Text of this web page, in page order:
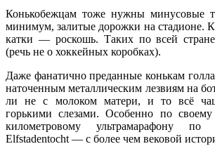
Конькобежцам тоже нужны минусовые
минимум, залитые дорожки на стадионе.
катки — роскошь. Таких по всей стране
(речь не о хоккейных коробках).
Даже фанатично преданные конькам
наточенным металлическим лезвиям на
ли не с молоком матери, и то всё
горькими слезами. Особенно по
километровому ультрамарафону
Elfstadentocht — с более чем вековой